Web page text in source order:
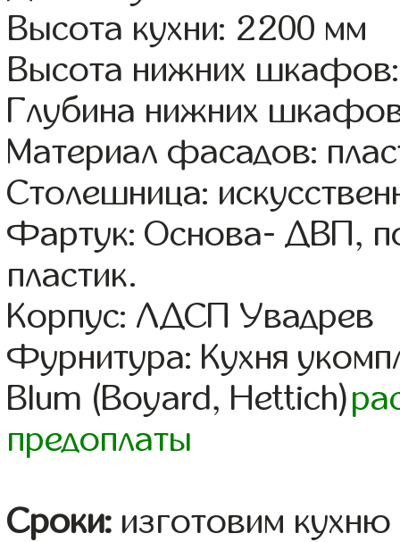
Высота кухни: 2200 мм
Высота нижних
Глубина нижних
Материал фасадов:
Столешница:
Фартук: Основа- ДВП,
пластик.
Корпус: ЛДСП Увадрев
Фурнитура: Кухня
Blum (Boyard, Hettich)
предоплаты
Сроки: изготовим